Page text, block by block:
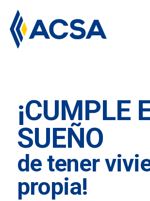
¡CUMPLE
SUEÑO
de tener
propia!